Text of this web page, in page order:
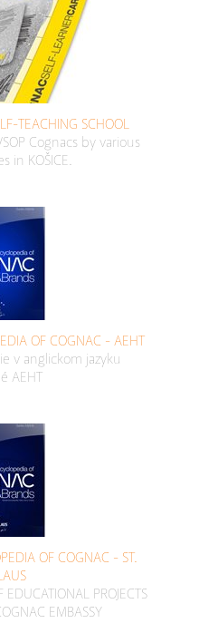
TEACHING SCHOOL
Cognacs by various
in KOŠICE.
OF COGNAC - AEHT
v anglickom jazyku
AEHT
OF COGNAC - ST.
EDUCATIONAL PROJECTS
EMBASSY